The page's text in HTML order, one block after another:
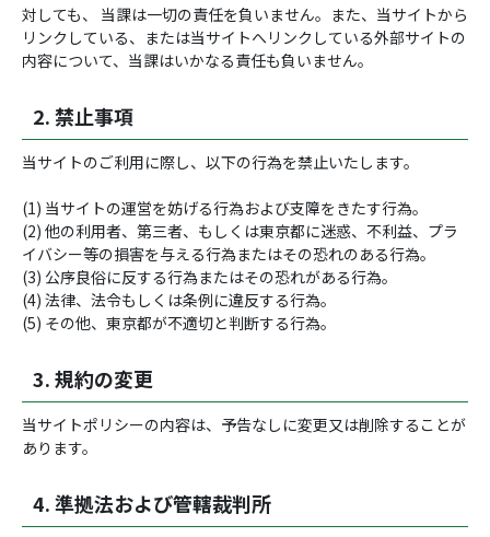
対しても、 当課は一切の責任を負いません。また、当サイトから
リンクしている、または当サイトへリンクしている外部サイトの
内容について、当課はいかなる責任も負いません。
2. 禁止事項
当サイトのご利用に際し、以下の行為を禁止いたします。
(1) 当サイトの運営を妨げる行為および支障をきたす行為。
(2) 他の利用者、第三者、もしくは東京都に迷惑、不利益、プラ
イバシー等の損害を与える行為またはその恐れのある行為。
(3) 公序良俗に反する行為またはその恐れがある行為。
(4) 法律、法令もしくは条例に違反する行為。
(5) その他、東京都が不適切と判断する行為。
3. 規約の変更
当サイトポリシーの内容は、予告なしに変更又は削除することが
あります。
4. 準拠法および管轄裁判所